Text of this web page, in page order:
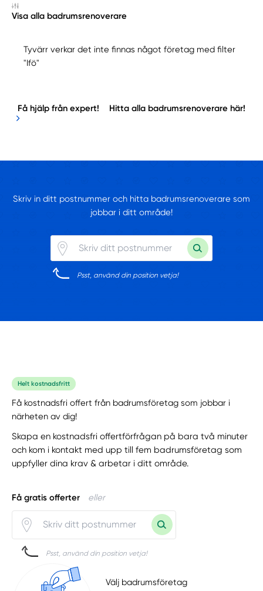
Visa alla badrumsrenoverare
Tyvärr verkar det inte finnas något företag med filter
"Ifö"
Få hjälp från expert! Hitta alla badrumsrenoverare här!
Skriv in ditt postnummer och hitta badrumsrenoverare som
jobbar i ditt område!
Psst, använd din position vetja!
Helt kostnadsfritt
Få kostnadsfri offert från badrumsföretag som jobbar i
närheten av dig!
Skapa en kostnadsfri offertförfrågan på bara två minuter
och kom i kontakt med upp till fem badrumsföretag som
uppfyller dina krav & arbetar i ditt område.
Få gratis offerter eller
Psst, använd din position vetja!
Välj badrumsföretag